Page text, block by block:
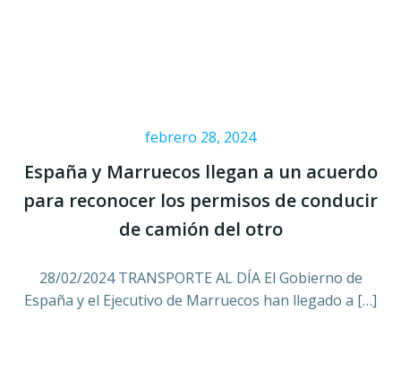
febrero 28, 2024
España y Marruecos llegan a un acuerdo
para reconocer los permisos de conducir
de camión del otro
28/02/2024 TRANSPORTE AL DÍA El Gobierno de
España y el Ejecutivo de Marruecos han llegado a […]